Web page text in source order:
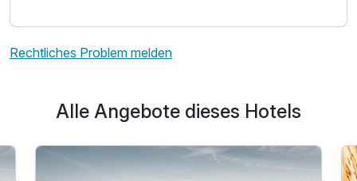
Rechtliches Problem melden
Alle Angebote dieses Hotels